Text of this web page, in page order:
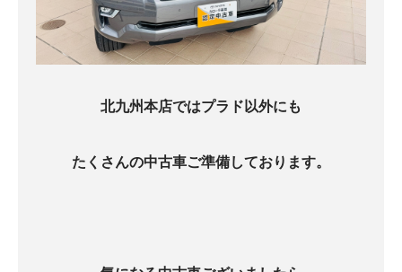
北九州本店ではプラド以外にも
たくさんの中古車ご準備しております。